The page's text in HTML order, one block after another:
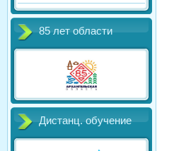
85 лет области
Дистанц. обучение